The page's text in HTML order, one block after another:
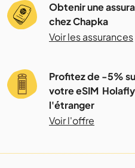
Obtenir une
chez Chapka
Voir les assurances
Profitez de -5%
votre eSIM
l'étranger
Voir l'offre